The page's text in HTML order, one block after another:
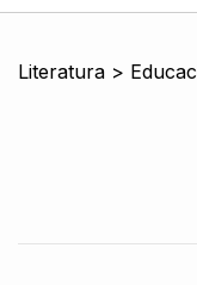
Literatura >